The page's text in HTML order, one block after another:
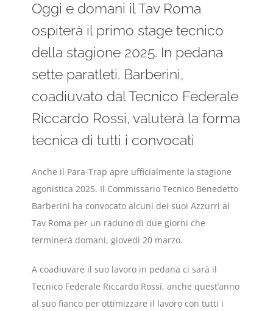
Oggi e domani il Tav Roma
ospiterà il primo stage tecnico
della stagione 2025. In pedana
sette paratleti. Barberini,
coadiuvato dal Tecnico Federale
Riccardo Rossi, valuterà la forma
tecnica di tutti i convocati
Anche il Para-Trap apre ufficialmente la stagione
agonistica 2025. Il Commissario Tecnico Benedetto
Barberini ha convocato alcuni dei suoi Azzurri al
Tav Roma per un raduno di due giorni che
terminerà domani, giovedì 20 marzo.
A coadiuvare il suo lavoro in pedana ci sarà il
Tecnico Federale Riccardo Rossi, anche quest’anno
al suo fianco per ottimizzare il lavoro con tutti i